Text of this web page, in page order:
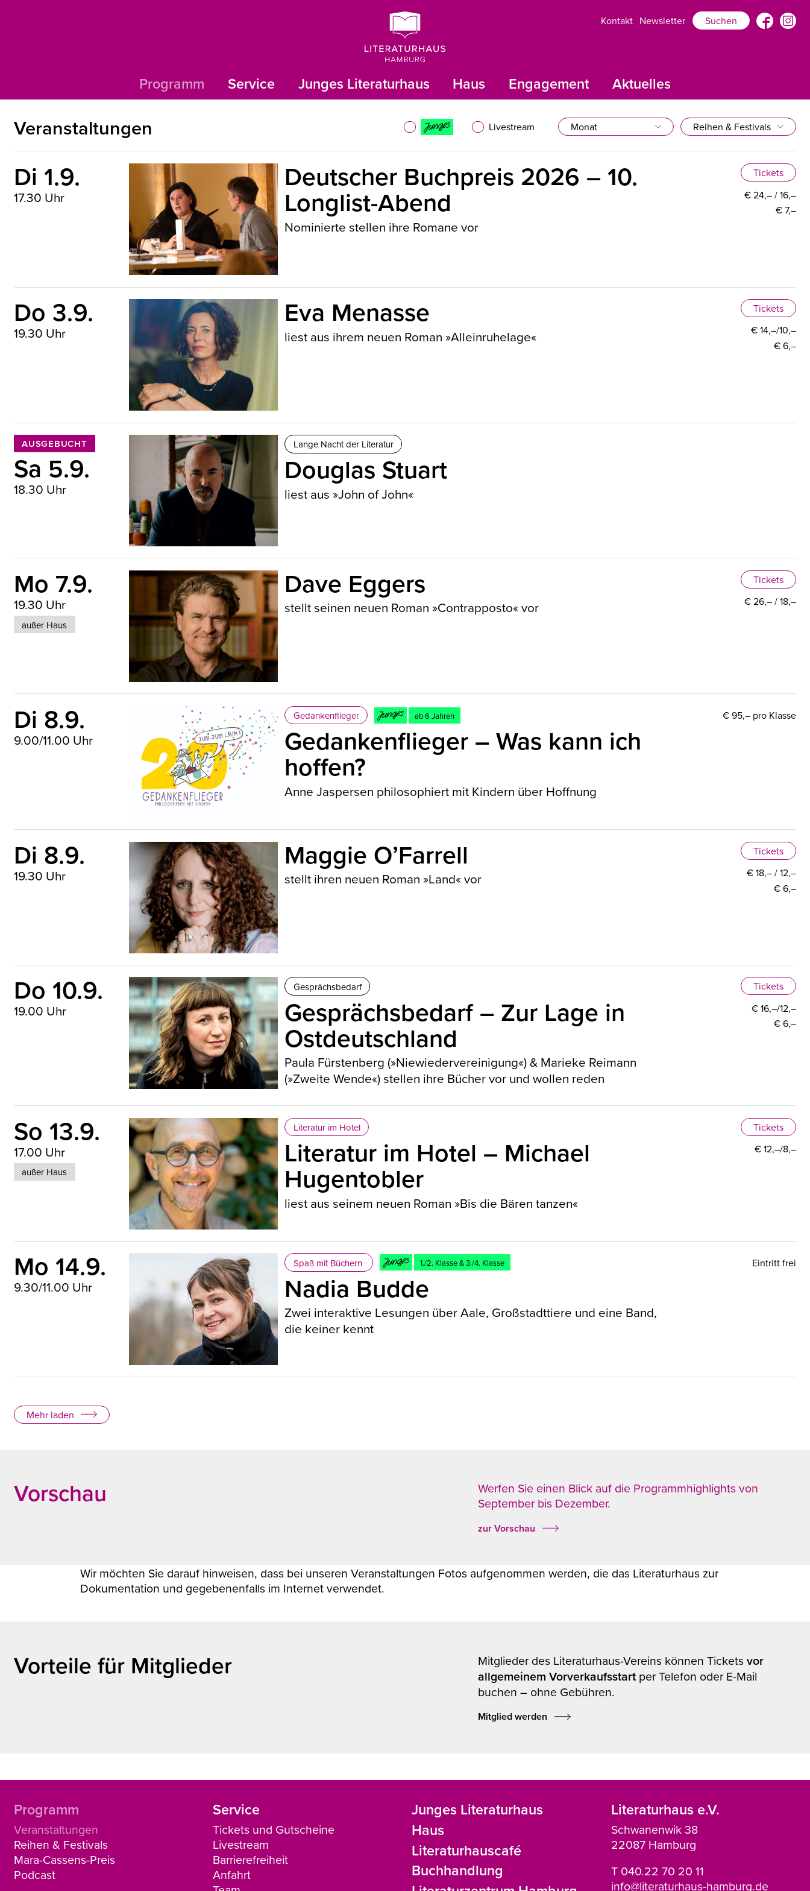
Kontakt Newsletter Suchen
Programm Service Junges Literaturhaus Haus Engagement Aktuelles
Veranstaltungen Livestream Monat Reihen & Festivals
Di 1.9.
17.30 Uhr
Deutscher Buchpreis 2026 – 10.
Longlist-Abend
Nominierte stellen ihre Romane vor
Tickets
€ 24,– / 16,–
€ 7,–
Do 3.9.
19.30 Uhr
Eva Menasse
liest aus ihrem neuen Roman »Alleinruhelage«
Tickets
€ 14,–/10,–
€ 6,–
AUSGEBUCHT
Sa 5.9.
18.30 Uhr
Lange Nacht der Literatur
Douglas Stuart
liest aus »John of John«
Mo 7.9.
19.30 Uhr
außer Haus
Dave Eggers
stellt seinen neuen Roman »Contrapposto« vor
Tickets
€ 26,– / 18,–
Di 8.9.
9.00/11.00 Uhr
Gedankenflieger ab 6 Jahren
Gedankenflieger – Was kann ich
hoffen?
Anne Jaspersen philosophiert mit Kindern über Hoffnung
€ 95,– pro Klasse
Di 8.9.
19.30 Uhr
Maggie O’Farrell
stellt ihren neuen Roman »Land« vor
Tickets
€ 18,– / 12,–
€ 6,–
Do 10.9.
19.00 Uhr
Gesprächsbedarf
Gesprächsbedarf – Zur Lage in
Ostdeutschland
Paula Fürstenberg (»Niewiedervereinigung«) & Marieke Reimann
(»Zweite Wende«) stellen ihre Bücher vor und wollen reden
Tickets
€ 16,–/12,–
€ 6,–
So 13.9.
17.00 Uhr
außer Haus
Literatur im Hotel
Literatur im Hotel – Michael
Hugentobler
liest aus seinem neuen Roman »Bis die Bären tanzen«
Tickets
€ 12,–/8,–
Mo 14.9.
9.30/11.00 Uhr
Spaß mit Büchern 1./2. Klasse & 3./4. Klasse
Nadia Budde
Zwei interaktive Lesungen über Aale, Großstadttiere und eine Band,
die keiner kennt
Eintritt frei
Mehr laden
Vorschau
Werfen Sie einen Blick auf die Programmhighlights von
September bis Dezember.
zur Vorschau
Wir möchten Sie darauf hinweisen, dass bei unseren Veranstaltungen Fotos aufgenommen werden, die das Literaturhaus zur
Dokumentation und gegebenenfalls im Internet verwendet.
Vorteile für Mitglieder Mitglieder des Literaturhaus-Vereins können Ticketsvor
allgemeinem Vorverkaufsstart per Telefon oder E-Mail
buchen – ohne Gebühren.
Mitglied werden
Programm
Veranstaltungen
Reihen & Festivals
Mara-Cassens-Preis
Podcast
Service
Tickets und Gutscheine
Livestream
Barrierefreiheit
Anfahrt
Junges Literaturhaus
Haus
Literaturhauscafé
Buchhandlung
Literaturhaus e.V.
Schwanenwik 38
22087 Hamburg
T 040.22 70 20 11
info@literaturhaus-hamburg.de